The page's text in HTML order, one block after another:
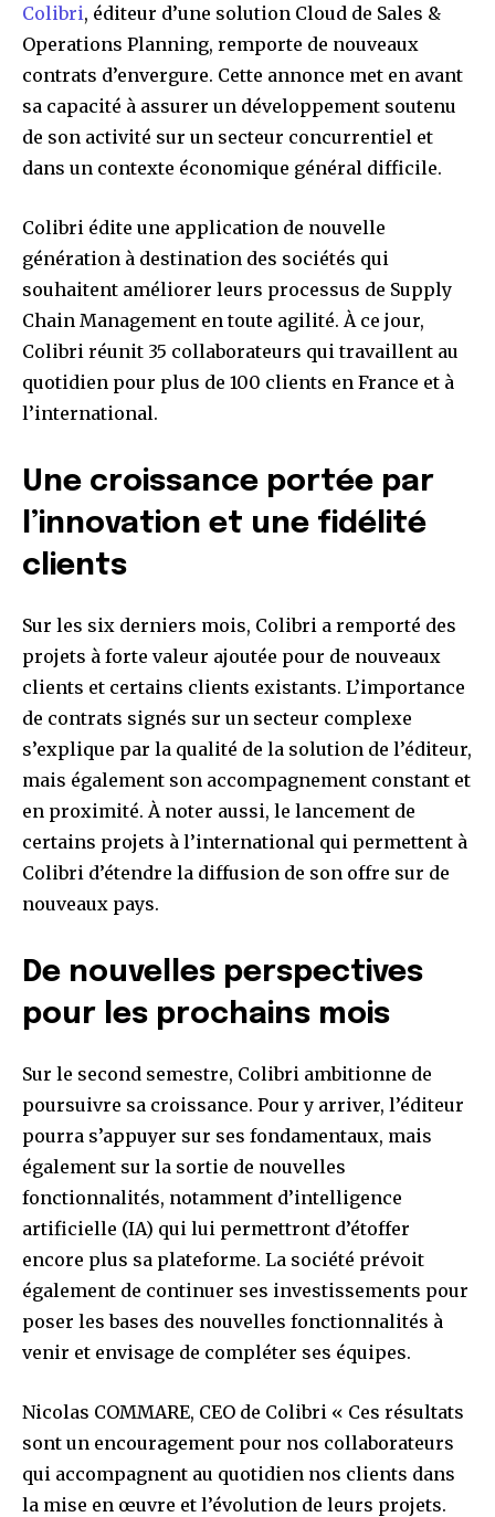
Colibri, éditeur d’une solution Cloud de Sales &
Operations Planning, remporte de nouveaux
contrats d’envergure. Cette annonce met en avant
sa capacité à assurer un développement soutenu
de son activité sur un secteur concurrentiel et
dans un contexte économique général difficile.
Colibri édite une application de nouvelle
génération à destination des sociétés qui
souhaitent améliorer leurs processus de Supply
Chain Management en toute agilité. À ce jour,
Colibri réunit 35 collaborateurs qui travaillent au
quotidien pour plus de 100 clients en France et à
l’international.
Une croissance portée par
l’innovation et une fidélité
clients
Sur les six derniers mois, Colibri a remporté des
projets à forte valeur ajoutée pour de nouveaux
clients et certains clients existants. L’importance
de contrats signés sur un secteur complexe
s’explique par la qualité de la solution de l’éditeur,
mais également son accompagnement constant et
en proximité. À noter aussi, le lancement de
certains projets à l’international qui permettent à
Colibri d’étendre la diffusion de son offre sur de
nouveaux pays.
De nouvelles perspectives
pour les prochains mois
Sur le second semestre, Colibri ambitionne de
poursuivre sa croissance. Pour y arriver, l’éditeur
pourra s’appuyer sur ses fondamentaux, mais
également sur la sortie de nouvelles
fonctionnalités, notamment d’intelligence
artificielle (IA) qui lui permettront d’étoffer
encore plus sa plateforme. La société prévoit
également de continuer ses investissements pour
poser les bases des nouvelles fonctionnalités à
venir et envisage de compléter ses équipes.
Nicolas COMMARE, CEO de Colibri « Ces résultats
sont un encouragement pour nos collaborateurs
qui accompagnent au quotidien nos clients dans
la mise en œuvre et l’évolution de leurs projets.